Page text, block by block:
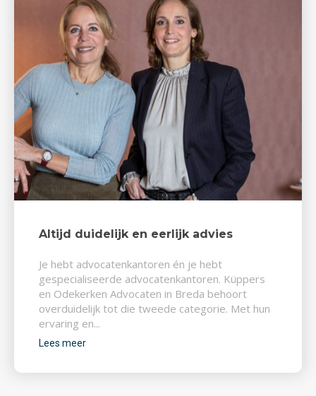
Altijd duidelijk en eerlijk advies
Je hebt advocatenkantoren én je hebt
gespecialiseerde advocatenkantoren. Küppers
en Odekerken Advocaten in Breda behoort
overduidelijk tot die tweede categorie. Met hun
ervaring en...
Lees meer